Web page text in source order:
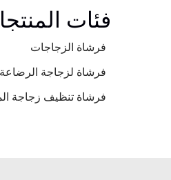
فئات
فرشاة الزجاجات
فرشاة لزجاجة الرضاعة
فرشاة تنظيف زجاجة